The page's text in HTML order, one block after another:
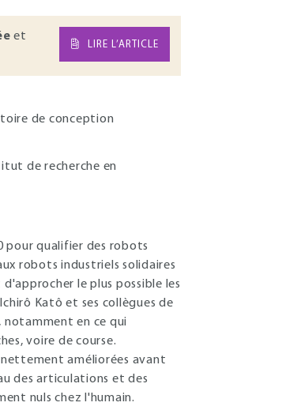
et
LIRE L’ARTICLE
de conception
de recherche en
pour qualifier des robots
robots industriels solidaires
le plus possible les
Katô et ses collègues de
notamment en ce qui
voire de course.
améliorées avant
des articulations et des
nuls chez l'humain.